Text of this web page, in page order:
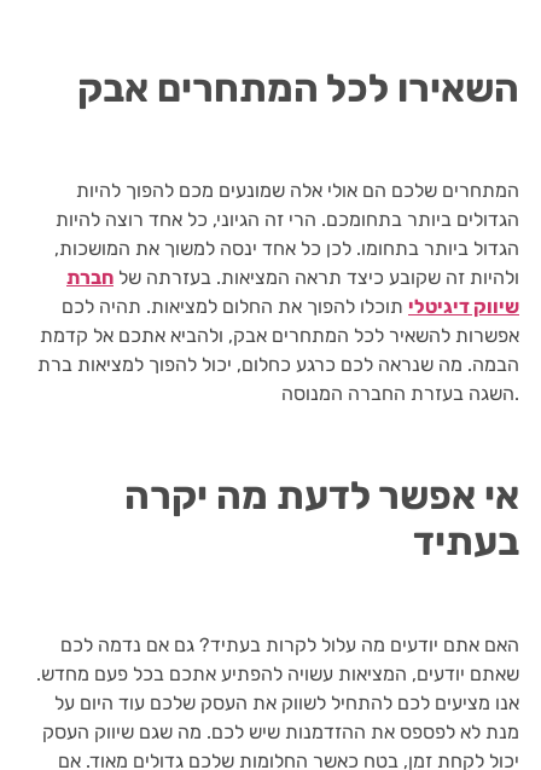
השאירו לכל המתחרים אבק
המתחרים שלכם הם אולי אלה שמונעים מכם להפוך להיות
הגדולים ביותר בתחומכם. הרי זה הגיוני, כל אחד רוצה להיות
הגדול ביותר בתחומו. לכן כל אחד ינסה למשוך את המושכות,
ולהיות זה שקובע כיצד תראה המציאות. בעזרתה של חברת
שיווק דיגיטלי תוכלו להפוך את החלום למציאות. תהיה לכם
אפשרות להשאיר לכל המתחרים אבק, ולהביא אתכם אל קדמת
הבמה. מה שנראה לכם כרגע כחלום, יכול להפוך למציאות ברת
השגה בעזרת החברה המנוסה.
אי אפשר לדעת מה יקרה
בעתיד
האם אתם יודעים מה עלול לקרות בעתיד? גם אם נדמה לכם
שאתם יודעים, המציאות עשויה להפתיע אתכם בכל פעם מחדש.
אנו מציעים לכם להתחיל לשווק את העסק שלכם עוד היום על
מנת לא לפספס את ההזדמנות שיש לכם. מה שגם שיווק העסק
יכול לקחת זמן, בטח כאשר החלומות שלכם גדולים מאוד. אם